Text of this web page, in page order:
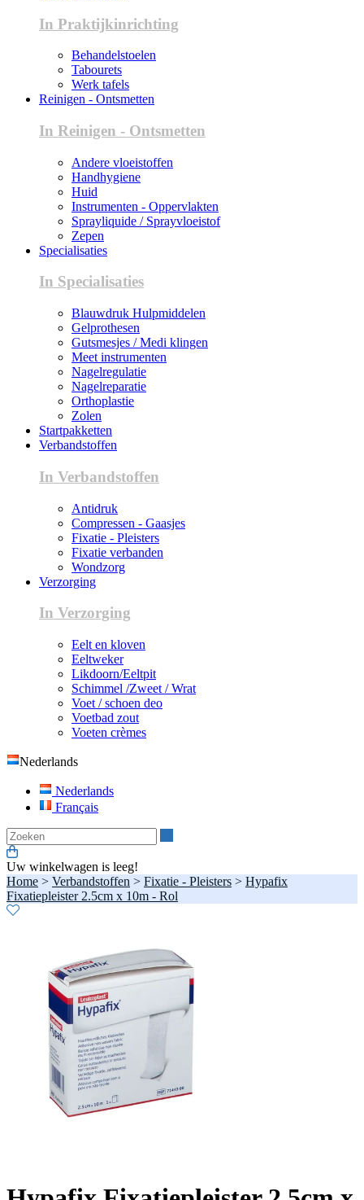
In Praktijkinrichting
Behandelstoelen
Tabourets
Werk tafels
Reinigen - Ontsmetten
In Reinigen - Ontsmetten
Andere vloeistoffen
Handhygiene
Huid
Instrumenten - Oppervlakten
Sprayliquide / Sprayvloeistof
Zepen
Specialisaties
In Specialisaties
Blauwdruk Hulpmiddelen
Gelprothesen
Gutsmesjes / Medi klingen
Meet instrumenten
Nagelregulatie
Nagelreparatie
Orthoplastie
Zolen
Startpakketten
Verbandstoffen
In Verbandstoffen
Antidruk
Compressen - Gaasjes
Fixatie - Pleisters
Fixatie verbanden
Wondzorg
Verzorging
In Verzorging
Eelt en kloven
Eeltweker
Likdoorn/Eeltpit
Schimmel /Zweet / Wrat
Voet / schoen deo
Voetbad zout
Voeten crèmes
Nederlands
Nederlands
Français
Uw winkelwagen is leeg!
Home > Verbandstoffen > Fixatie - Pleisters > Hypafix
Fixatiepleister 2.5cm x 10m - Rol